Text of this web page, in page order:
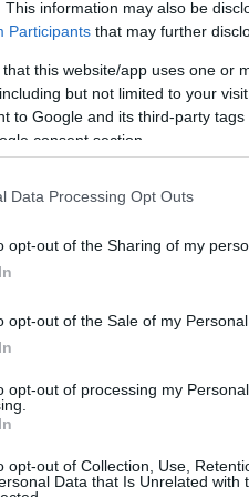
This information may also be
Participants that may further
that this website/app uses one or
but not limited to your
to Google and its third-party
consent section.
Data Processing Opt Outs
opt-out of the Sharing of my
opt-out of the Sale of my Personal
opt-out of processing my
opt-out of Collection, Use,
Data that Is Unrelated with
után adta ki újabb lemezét,
Are We Now?-ban Bowie visszatér
alkotott Berlin-trilógia készült, vagyis
VÁLTOZAT 1947-2016.
Bowie a teátrálisDiamond Dogs
hangmérnök-producert, akivel többek
és Harry Maslin, aki a
Young Americans Station To Station
cserélte le, hanem
rendező is lett Bowie lemezein,
Dennis DavisdobossalRoy Ayers
együtt hárman alkották Bowie
énekest Berlinbe is, aki a hírnév,
Los Angeles-ből.